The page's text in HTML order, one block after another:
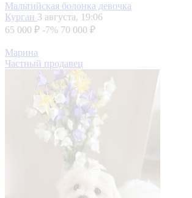
Мальтийская болонка девочка
Курган 3 августа, 19:06
65 000 ₽ -7% 70 000 ₽
Марина
Частный продавец